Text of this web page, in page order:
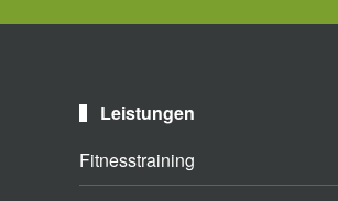
Leistungen
Fitnesstraining